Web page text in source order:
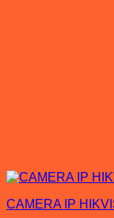
CAMERA IP